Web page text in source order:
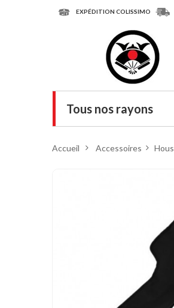
EXPÉDITION COLISSIMO
Tous nos rayons
Condition physique
Accueil > Accessoires >